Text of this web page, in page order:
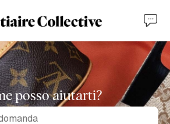
posso aiutarti?